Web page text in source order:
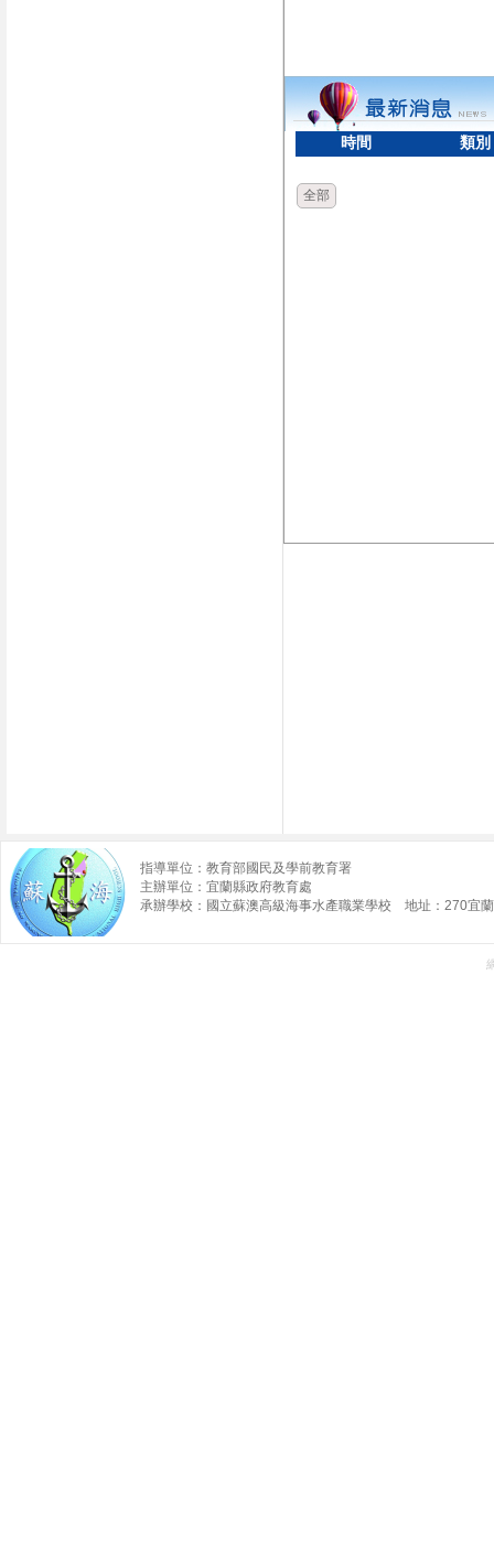
時間 類別
全部
指導單位：教育部國民及學前教育署
主辦單位：宜蘭縣政府教育處
承辦學校：國立蘇澳高級海事水產職業學校 地址：270宜